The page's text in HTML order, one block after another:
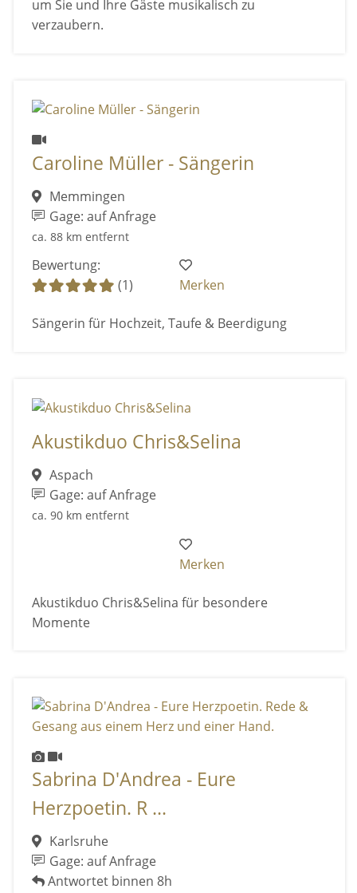
um Sie und Ihre Gäste musikalisch zu
verzaubern.
Caroline Müller - Sängerin
Memmingen
Gage: auf Anfrage
ca. 88 km entfernt
Bewertung:
(1)
Merken
Sängerin für Hochzeit, Taufe & Beerdigung
Akustikduo Chris&Selina
Aspach
Gage: auf Anfrage
ca. 90 km entfernt
Merken
Akustikduo Chris&Selina für besondere
Momente
Sabrina D'Andrea - Eure
Herzpoetin. R ...
Karlsruhe
Gage: auf Anfrage
Antwortet binnen 8h